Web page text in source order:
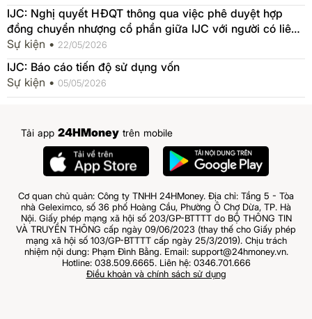
IJC: Nghị quyết HĐQT thông qua việc phê duyệt hợp
đồng chuyển nhượng cổ phần giữa IJC với người có liên
quan của người nội bộ
Sự kiện • 22/05/2026
IJC: Báo cáo tiến độ sử dụng vốn
Sự kiện • 05/05/2026
Tải app 24HMoney trên mobile
Cơ quan chủ quản: Công ty TNHH 24HMoney. Địa chỉ: Tầng 5 - Tòa
nhà Geleximco, số 36 phố Hoàng Cầu, Phường Ô Chợ Dừa, TP. Hà
Nội. Giấy phép mạng xã hội số 203/GP-BTTTT do BỘ THÔNG TIN
VÀ TRUYỀN THÔNG cấp ngày 09/06/2023 (thay thế cho Giấy phép
mạng xã hội số 103/GP-BTTTT cấp ngày 25/3/2019). Chịu trách
nhiệm nội dung: Phạm Đình Bằng. Email: support@24hmoney.vn.
Hotline: 038.509.6665. Liên hệ: 0346.701.666
Điều khoản và chính sách sử dụng